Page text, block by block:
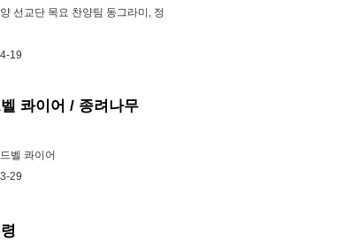
선교단 목요 찬양팀 동그라미, 정
19
콰이어 / 종려나무
벨 콰이어
29